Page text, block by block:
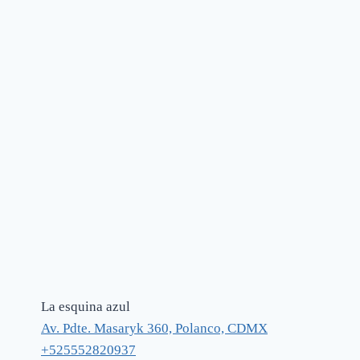
La esquina azul
Av. Pdte. Masaryk 360, Polanco, CDMX
+525552820937